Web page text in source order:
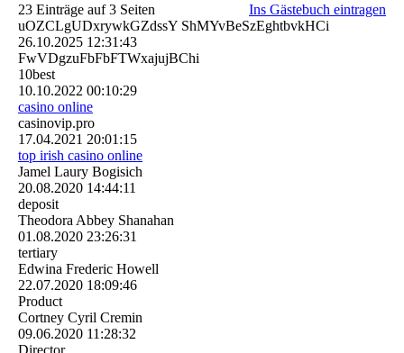
23 Einträge auf 3 Seiten
Ins Gästebuch eintragen
uOZCLgUDxrywkGZdssY ShMYvBeSzEghtbvkHCi
26.10.2025 12:31:43
FwVDgzuFbFbFTWxajujBChi
10best
10.10.2022 00:10:29
casino online
casinovip.pro
17.04.2021 20:01:15
top irish casino online
Jamel Laury Bogisich
20.08.2020 14:44:11
deposit
Theodora Abbey Shanahan
01.08.2020 23:26:31
tertiary
Edwina Frederic Howell
22.07.2020 18:09:46
Product
Cortney Cyril Cremin
09.06.2020 11:28:32
Director